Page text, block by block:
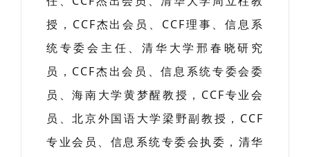
授，CCF杰出会员、CCF理事、信息系
统专委会主任、清华大学邢春晓研究
员，CCF杰出会员、信息系统专委会委
员、海南大学黄梦醒教授，CCF专业会
员、北京外国语大学梁野副教授，CCF
专业会员、信息系统专委会执委，清华